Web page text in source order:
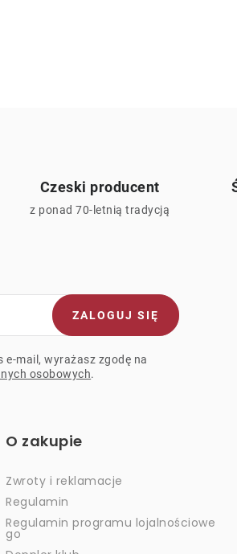
Czeski producent
z ponad 70-letnią tradycją
e-mail, wyrażasz zgodę na
osobowych.
ZALOGUJ SIĘ
O zakupie
Zwroty i reklamacje
Regulamin
Regulamin programu lojalnościowe
go